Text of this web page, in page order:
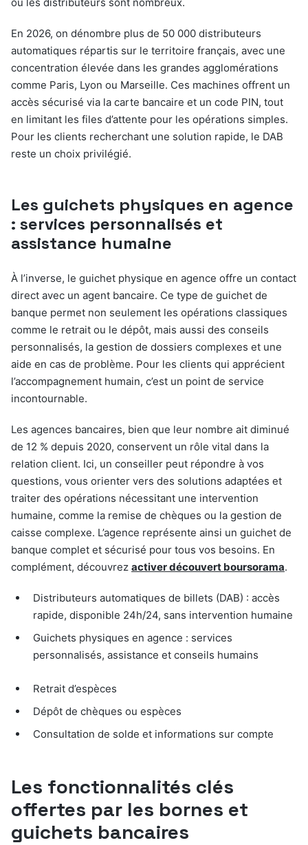
En 2026, on dénombre plus de 50 000 distributeurs
automatiques répartis sur le territoire français, avec une
concentration élevée dans les grandes agglomérations
comme Paris, Lyon ou Marseille. Ces machines offrent un
accès sécurisé via la carte bancaire et un code PIN, tout
en limitant les files d’attente pour les opérations simples.
Pour les clients recherchant une solution rapide, le DAB
reste un choix privilégié.
Les guichets physiques en agence
: services personnalisés et
assistance humaine
À l’inverse, le guichet physique en agence offre un contact
direct avec un agent bancaire. Ce type de guichet de
banque permet non seulement les opérations classiques
comme le retrait ou le dépôt, mais aussi des conseils
personnalisés, la gestion de dossiers complexes et une
aide en cas de problème. Pour les clients qui apprécient
l’accompagnement humain, c’est un point de service
incontournable.
Les agences bancaires, bien que leur nombre ait diminué
de 12 % depuis 2020, conservent un rôle vital dans la
relation client. Ici, un conseiller peut répondre à vos
questions, vous orienter vers des solutions adaptées et
traiter des opérations nécessitant une intervention
humaine, comme la remise de chèques ou la gestion de
caisse complexe. L’agence représente ainsi un guichet de
banque complet et sécurisé pour tous vos besoins. En
complément, découvrez activer découvert boursorama.
Distributeurs automatiques de billets (DAB) : accès
rapide, disponible 24h/24, sans intervention humaine
Guichets physiques en agence : services
personnalisés, assistance et conseils humains
Retrait d’espèces
Dépôt de chèques ou espèces
Consultation de solde et informations sur compte
Les fonctionnalités clés
offertes par les bornes et
guichets bancaires